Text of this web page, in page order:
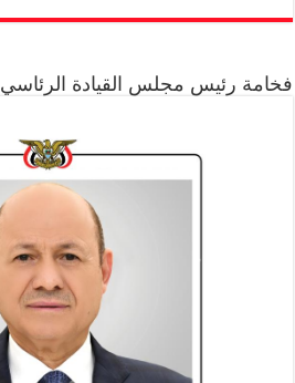
فخامة رئيس مجلس القيادة الرئاسي